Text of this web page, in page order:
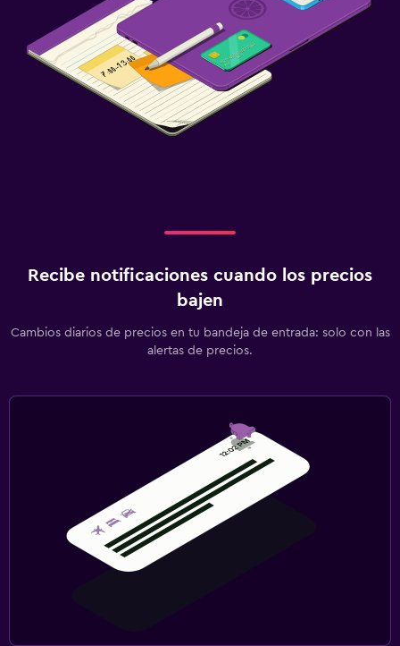
Recibe notificaciones cuando los precios
bajen
Cambios diarios de precios en tu bandeja de entrada: solo con las
alertas de precios.